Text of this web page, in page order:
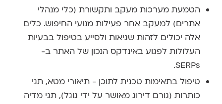
הטמעת מערכות מעקב ותקשורת (כלי מנהלי
אתרים) למעקב אחר פעילות מנועי החיפוש. כלים
אלה יכולים לזהות שגיאות ולסייע בטיפול בבעיות
העלולות לפגוע באינדקס הנכון של האתר ב-
SERPs.
טיפול בתאימות טכנית לתוכן - תיאורי מטא, תגי
כותרות (גורם דירוג מאושר על ידי גוגל), תגי מדיה